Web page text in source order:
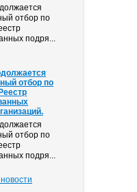
отбор по
подря...
отбор по
отбор по
подря...